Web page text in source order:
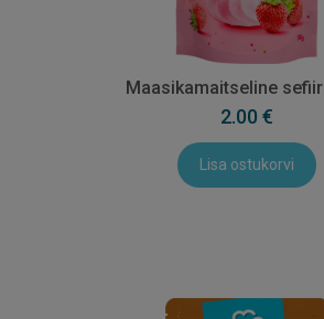
Maasikamaitseline
2.00 €
Lisa ostukorvi